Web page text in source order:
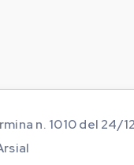
n. 1010 del 24/